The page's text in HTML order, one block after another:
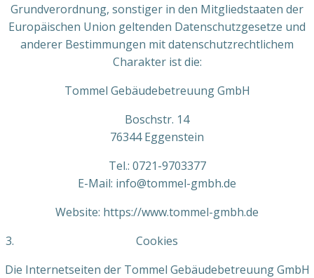
Grundverordnung, sonstiger in den Mitgliedstaaten der
Europäischen Union geltenden Datenschutzgesetze und
anderer Bestimmungen mit datenschutzrechtlichem
Charakter ist die:
Tommel Gebäudebetreuung GmbH
Boschstr. 14
76344 Eggenstein
Tel.: 0721-9703377
E-Mail: info@tommel-gmbh.de
Website: https://www.tommel-gmbh.de
Cookies
Die Internetseiten der Tommel Gebäudebetreuung GmbH